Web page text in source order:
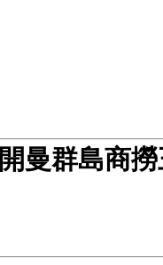
曼群島商